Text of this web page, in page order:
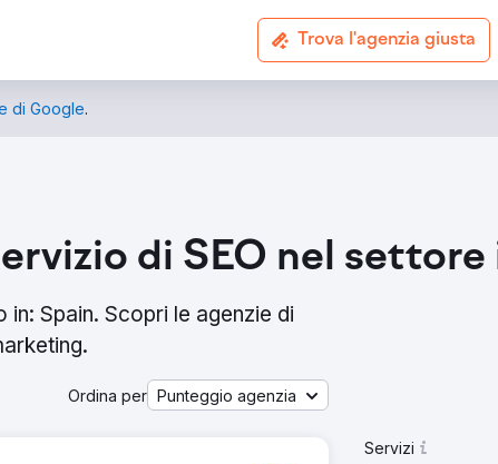
Trova l'agenzia giusta
di Google.
di SEO nel settore
in: Spain. Scopri le agenzie di
Ordina per Punteggio agenzia
Servizi